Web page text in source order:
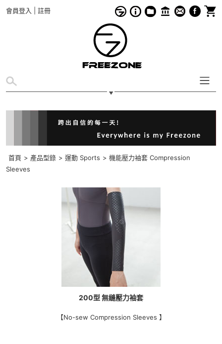
會員登入 註冊
首頁 > 產品型錄 > 運動 Sports > 機能壓力袖套 Compression
Sleeves
200型 無縫壓力袖套
【No-sew Compression Sleeves 】